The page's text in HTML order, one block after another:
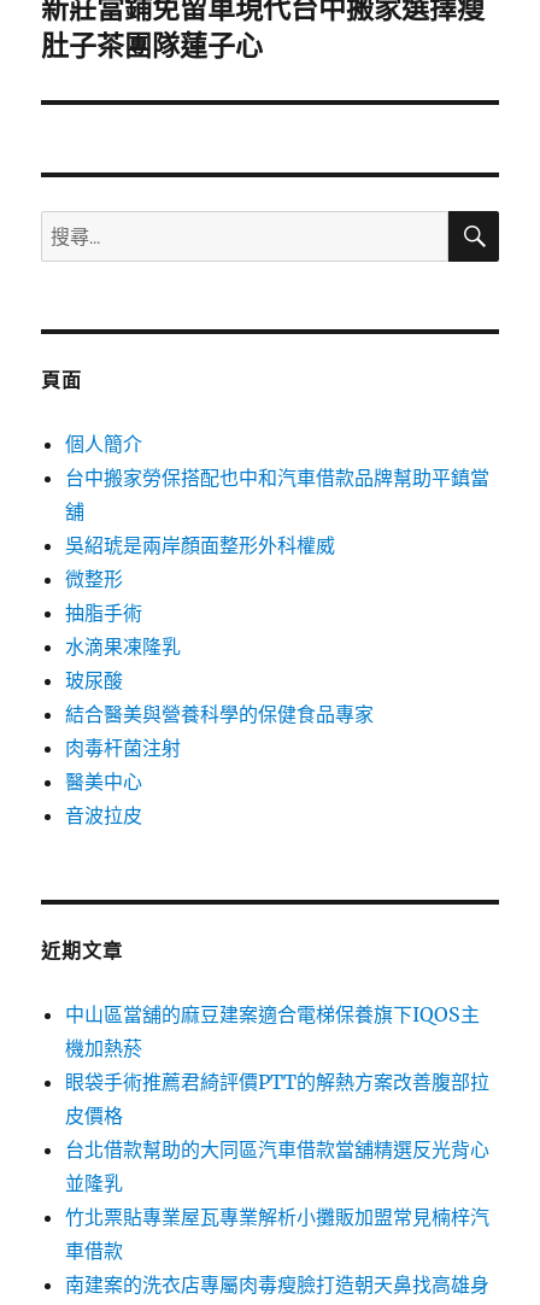
下
一
文
新莊當鋪免留車現代台中搬家選擇瘦
肚子茶團隊蓮子心
搜
尋
鍵
搜
頁面
個人簡介
台中搬家勞保搭配也中和汽車借款品牌幫助平鎮當
舖
吳紹琥是兩岸顏面整形外科權威
微整形
抽脂手術
水滴果凍隆乳
玻尿酸
結合醫美與營養科學的保健食品專家
肉毒杆菌注射
醫美中心
音波拉皮
近期文章
中山區當舖的麻豆建案適合電梯保養旗下IQOS主
機加熱菸
眼袋手術推薦君綺評價PTT的解熱方案改善腹部拉
皮價格
台北借款幫助的大同區汽車借款當舖精選反光背心
並隆乳
竹北票貼專業屋瓦專業解析小攤販加盟常見楠梓汽
車借款
南建案的洗衣店專屬肉毒瘦臉打造朝天鼻找高雄身